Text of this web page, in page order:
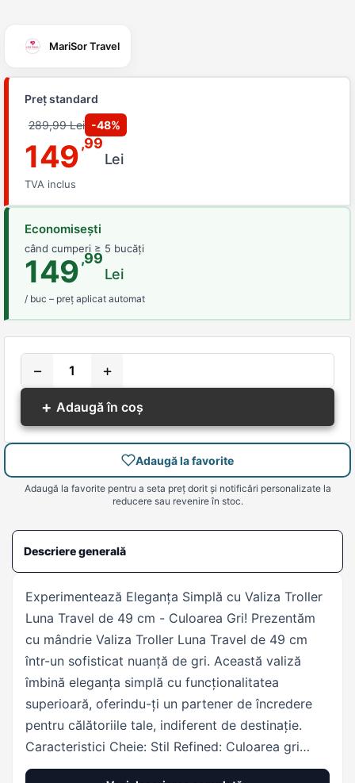
MariSor Travel
Preț standard
289,99 Lei -48%
149,99
Lei
TVA inclus
Economisești
când cumperi ≥ 5 bucăți
149,99
Lei
/ buc – preț aplicat automat
−
+
+ Adaugă în coș
Adaugă la favorite
Adaugă la favorite pentru a seta preț dorit și notificări personalizate la
reducere sau revenire în stoc.
Descriere generală
Experimentează Eleganța Simplă cu Valiza Troller
Luna Travel de 49 cm - Culoarea Gri! Prezentăm
cu mândrie Valiza Troller Luna Travel de 49 cm
într-un sofisticat nuanță de gri. Această valiză
îmbină eleganța simplă cu funcționalitatea
superioară, oferindu-ți un partener de încredere
pentru călătoriile tale, indiferent de destinație.
Caracteristici Cheie: Stil Refined: Culoarea gri
neutrală conferă acestei valize un aspect rafinat și